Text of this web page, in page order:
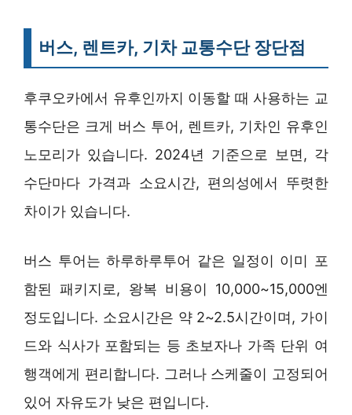
버스, 렌트카, 기차 교통수단 장단점
후쿠오카에서 유후인까지 이동할 때 사용하는 교
통수단은 크게 버스 투어, 렌트카, 기차인 유후인
노모리가 있습니다. 2024년 기준으로 보면, 각
수단마다 가격과 소요시간, 편의성에서 뚜렷한
차이가 있습니다.
버스 투어는 하루하루투어 같은 일정이 이미 포
함된 패키지로, 왕복 비용이 10,000~15,000엔
정도입니다. 소요시간은 약 2~2.5시간이며, 가이
드와 식사가 포함되는 등 초보자나 가족 단위 여
행객에게 편리합니다. 그러나 스케줄이 고정되어
있어 자유도가 낮은 편입니다.